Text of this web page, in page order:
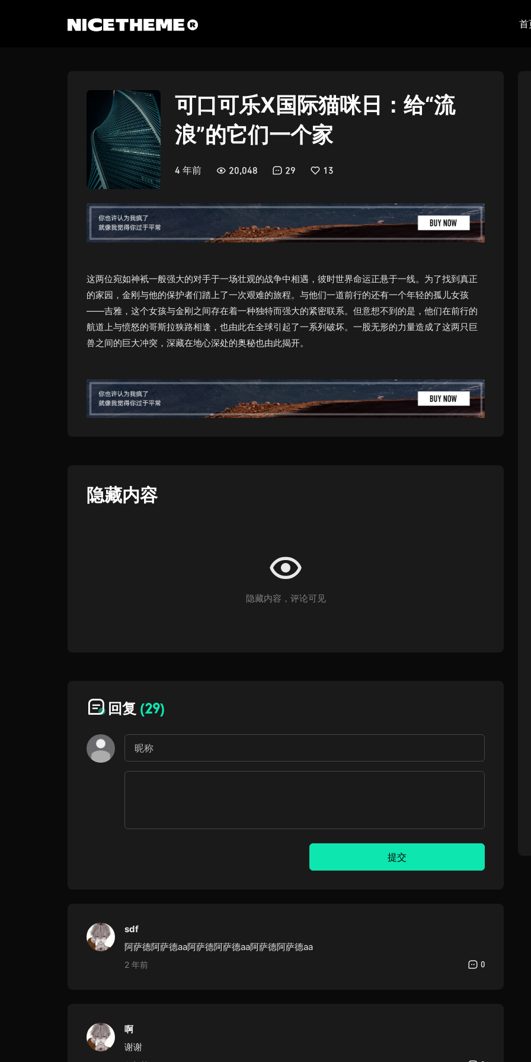
首
可口可乐X国际猫咪日：给“流
浪”的它们一个家
4 年前 20,048 29 13
这两位宛如神衹一般强大的对手于一场壮观的战争中相遇，彼时世界命运正悬于一线。为了找到真正
的家园，金刚与他的保护者们踏上了一次艰难的旅程。与他们一道前行的还有一个年轻的孤儿女孩
——吉雅，这个女孩与金刚之间存在着一种独特而强大的紧密联系。但意想不到的是，他们在前行的
航道上与愤怒的哥斯拉狭路相逢，也由此在全球引起了一系列破坏。一股无形的力量造成了这两只巨
兽之间的巨大冲突，深藏在地心深处的奥秘也由此揭开。
隐藏内容
隐藏内容，评论可见
回复 (29)
提交
sdf
阿萨德阿萨德aa阿萨德阿萨德aa阿萨德阿萨德aa
2 年前 0
啊
谢谢